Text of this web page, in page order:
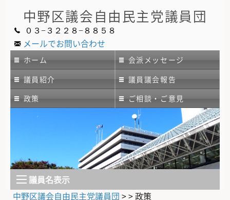
中野区議会自由民主党議員団
０３−３２２８−８８５８
メールでお問い合わせ
ホーム
会派メッセージ
議員紹介
議員議会報告
政策
ご相談・ご意見
議員名表示
中野区議会自由民主党議員団 > >政策